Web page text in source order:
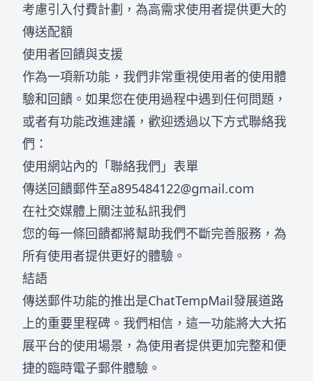
考慮引入付費計劃，為高需求使用者提供更大的
傳送配額
使用者回饋與支援
作為一項新功能，我們非常重視使用者的使用體
驗和回饋。如果您在使用過程中遇到任何問題，
或者有功能改進建議，歡迎透過以下方式聯絡我
們：
使用網站內的「聯絡我們」表單
傳送回饋郵件至a895484122@gmail.com
在社交媒體上關注並私訊我們
您的每一條回饋都將幫助我們不斷完善服務，為
所有使用者提供更好的體驗。
結語
傳送郵件功能的推出是ChatTempMail發展道路
上的重要里程碑。我們相信，這一功能將大大拓
展平台的使用場景，為使用者提供更加完整和便
捷的臨時電子郵件體驗。